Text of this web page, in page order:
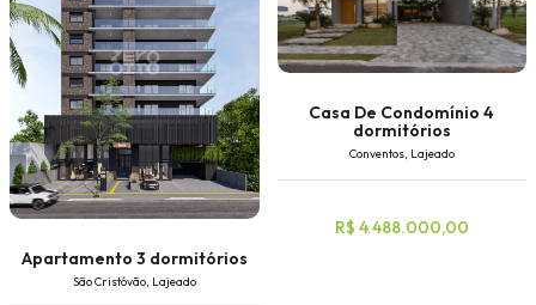
Apartamento 3 dormitórios
São Cristóvão, Lajeado
Casa De Condomínio 4
dormitórios
Conventos, Lajeado
R$ 4.488.000,00